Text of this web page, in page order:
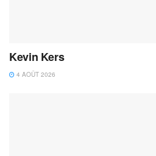
Kevin Kers
4 AOÛT 2026